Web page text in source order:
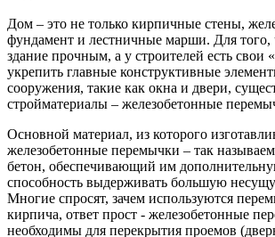
Дом – это не только кирпичные стены,
фундамент и лестничные марши. Для того,
здание прочным, а у строителей есть свои
укрепить главные конструктивные
сооружения, такие как окна и двери,
стройматериалы – железобетонные
Основной материал, из которого
железобетонные перемычки – так
бетон, обеспечивающий им
способность выдерживать большую
Многие спросят, зачем используются
кирпича, ответ прост - железобетонные
необходимы для перекрытия проемов